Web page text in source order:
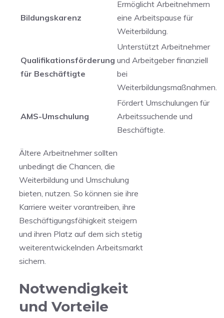
Bildungskarenz
Ermöglicht Arbeitnehmern
eine Arbeitspause für
Weiterbildung.
Qualifikationsförderung
für Beschäftigte
Unterstützt Arbeitnehmer
und Arbeitgeber finanziell​
bei
Weiterbildungsmaßnahmen.
AMS-Umschulung
Fördert Umschulungen für⁢
Arbeitssuchende ⁤und
Beschäftigte.
Ältere ⁤Arbeitnehmer sollten
unbedingt die Chancen, die⁤
Weiterbildung und Umschulung
bieten, nutzen. So können sie ihre
Karriere weiter​ vorantreiben,⁤ ihre ​
Beschäftigungsfähigkeit steigern
und ihren‍ Platz auf ​dem ⁤sich stetig
‌weiterentwickelnden Arbeitsmarkt
sichern.
Notwendigkeit
und Vorteile